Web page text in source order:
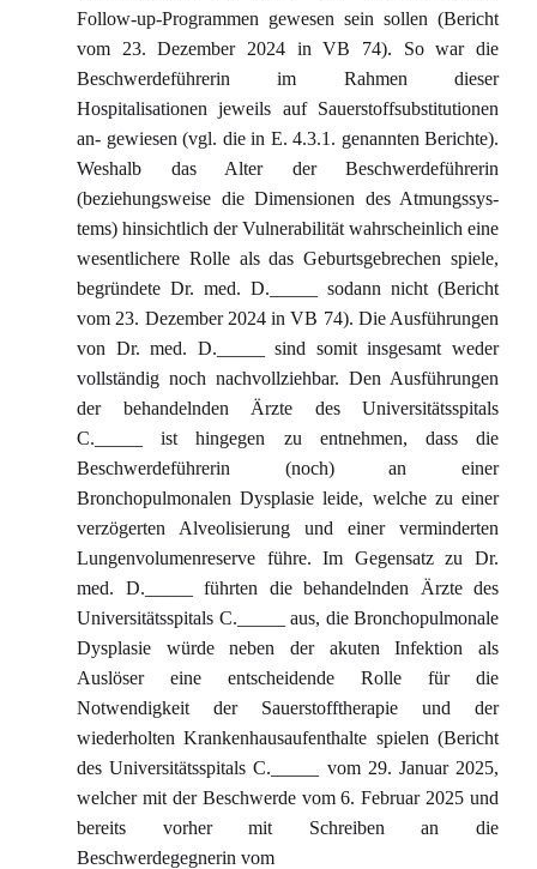
Follow-up-Programmen gewesen sein sollen (Bericht
vom 23. Dezember 2024 in VB 74). So war die
Beschwerdeführerin im Rahmen dieser
Hospitalisationen jeweils auf Sauerstoffsubstitutionen
an- gewiesen (vgl. die in E. 4.3.1. genannten Berichte).
Weshalb das Alter der Beschwerdeführerin
(beziehungsweise die Dimensionen des Atmungssys-
tems) hinsichtlich der Vulnerabilität wahrscheinlich eine
wesentlichere Rolle als das Geburtsgebrechen spiele,
begründete Dr. med. D._____ sodann nicht (Bericht
vom 23. Dezember 2024 in VB 74). Die Ausführungen
von Dr. med. D._____ sind somit insgesamt weder
vollständig noch nachvollziehbar. Den Ausführungen
der behandelnden Ärzte des Universitätsspitals
C._____ ist hingegen zu entnehmen, dass die
Beschwerdeführerin (noch) an einer
Bronchopulmonalen Dysplasie leide, welche zu einer
verzögerten Alveolisierung und einer verminderten
Lungenvolumenreserve führe. Im Gegensatz zu Dr.
med. D._____ führten die behandelnden Ärzte des
Universitätsspitals C._____ aus, die Bronchopulmonale
Dysplasie würde neben der akuten Infektion als
Auslöser eine entscheidende Rolle für die
Notwendigkeit der Sauerstofftherapie und der
wiederholten Krankenhausaufenthalte spielen (Bericht
des Universitätsspitals C._____ vom 29. Januar 2025,
welcher mit der Beschwerde vom 6. Februar 2025 und
bereits vorher mit Schreiben an die
Beschwerdegegnerin vom